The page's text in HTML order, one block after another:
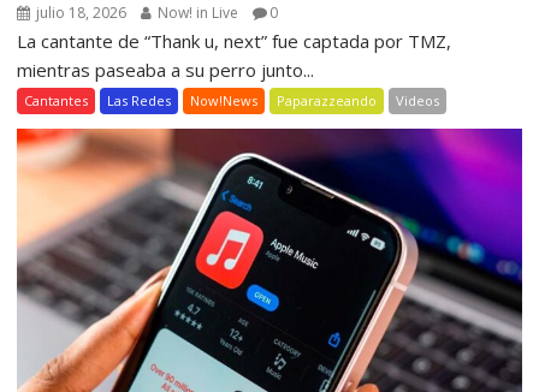
julio 18, 2026 Now! in Live 0
La cantante de “Thank u, next” fue captada por TMZ,
mientras paseaba a su perro junto...
Cantantes Las Redes Now!News Paparazzeando Videos